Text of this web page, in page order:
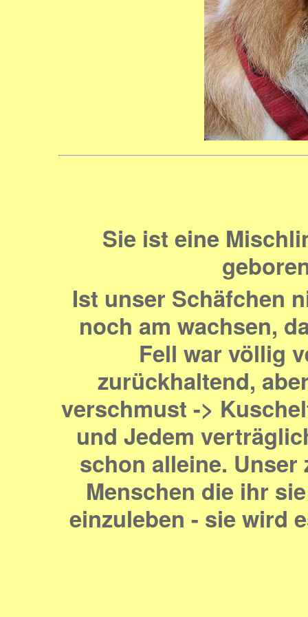
Sie ist eine
Ist unser Schäfchen
noch am wachsen,
Fell war völlig
zurückhaltend,
verschmust ->
und Jedem
schon alleine.
Menschen die ihr
einzuleben - sie wird